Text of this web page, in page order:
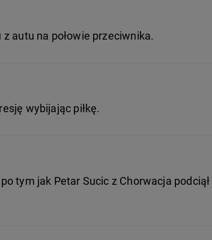
autu na połowie przeciwnika.
wybijając piłkę.
tym jak Petar Sucic z Chorwacja